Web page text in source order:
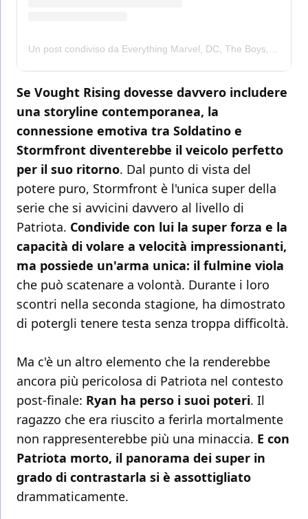
Se Vought Rising dovesse davvero includere
una storyline contemporanea, la
connessione emotiva tra Soldatino e
Stormfront diventerebbe il veicolo perfetto
per il suo ritorno. Dal punto di vista del
potere puro, Stormfront è l'unica super della
serie che si avvicini davvero al livello di
Patriota. Condivide con lui la super forza e la
capacità di volare a velocità impressionanti,
ma possiede un'arma unica: il fulmine viola
che può scatenare a volontà. Durante i loro
scontri nella seconda stagione, ha dimostrato
di potergli tenere testa senza troppa difficoltà.
Ma c'è un altro elemento che la renderebbe
ancora più pericolosa di Patriota nel contesto
post-finale: Ryan ha perso i suoi poteri. Il
ragazzo che era riuscito a ferirla mortalmente
non rappresenterebbe più una minaccia. E con
Patriota morto, il panorama dei super in
grado di contrastarla si è assottigliato
drammaticamente.